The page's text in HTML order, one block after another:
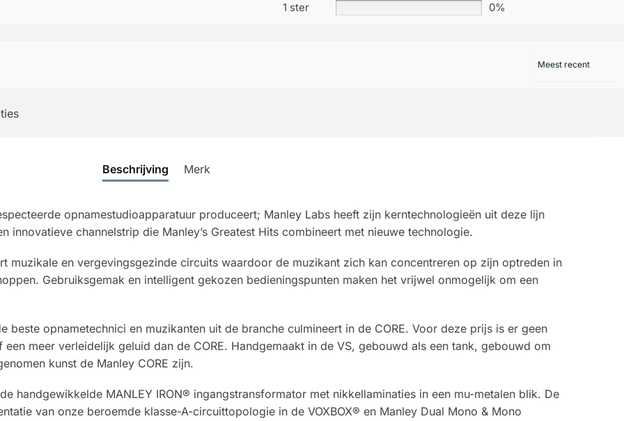
1 ster
0%
Beschrijving Merk
opnamestudioapparatuur produceert; Manley Labs heeft zijn kerntechnologieën uit deze lijn
innovatieve channelstrip die Manley’s Greatest Hits combineert met nieuwe technologie.
muzikale en vergevingsgezinde circuits waardoor de muzikant zich kan concentreren op zijn optreden in
Gebruiksgemak en intelligent gekozen bedieningspunten maken het vrijwel onmogelijk om een
beste opnametechnici en muzikanten uit de branche culmineert in de CORE. Voor deze prijs is er geen
meer verleidelijk geluid dan de CORE. Handgemaakt in de VS, gebouwd als een tank, gebouwd om
kunst de Manley CORE zijn.
handgewikkelde MANLEY IRON® ingangstransformator met nikkellaminaties in een mu-metalen blik. De
van onze beroemde klasse-A-circuittopologie in de VOXBOX® en Manley Dual Mono & Mono